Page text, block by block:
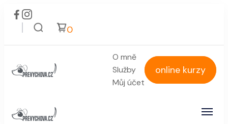
0
Převýchova.cz
O mně
Služby
Můj účet
online kurzy